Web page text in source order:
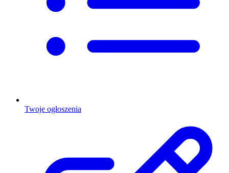
Twoje ogłoszenia